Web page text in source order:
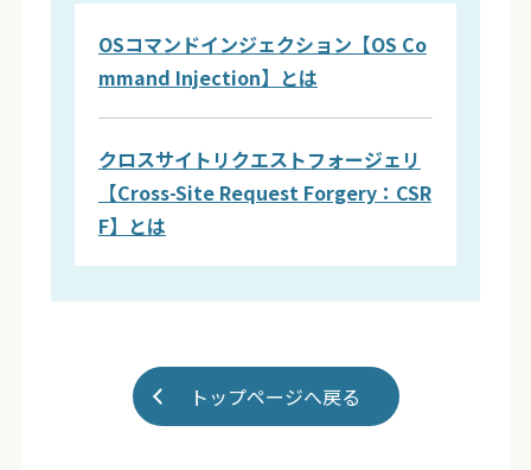
OSコマンドインジェクション【OS Co
mmand Injection】とは
クロスサイトリクエストフォージェリ
【Cross-Site Request Forgery：CSR
F】とは
トップページへ戻る